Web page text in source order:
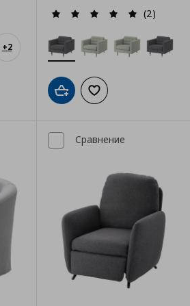
+2
с любими
(2)
Добави в кошницата
Добави към
Сравнение